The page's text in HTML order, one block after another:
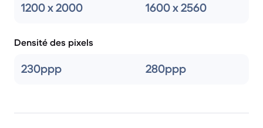
1200 x 2000 1600 x 2560
Densité des pixels
230ppp 280ppp